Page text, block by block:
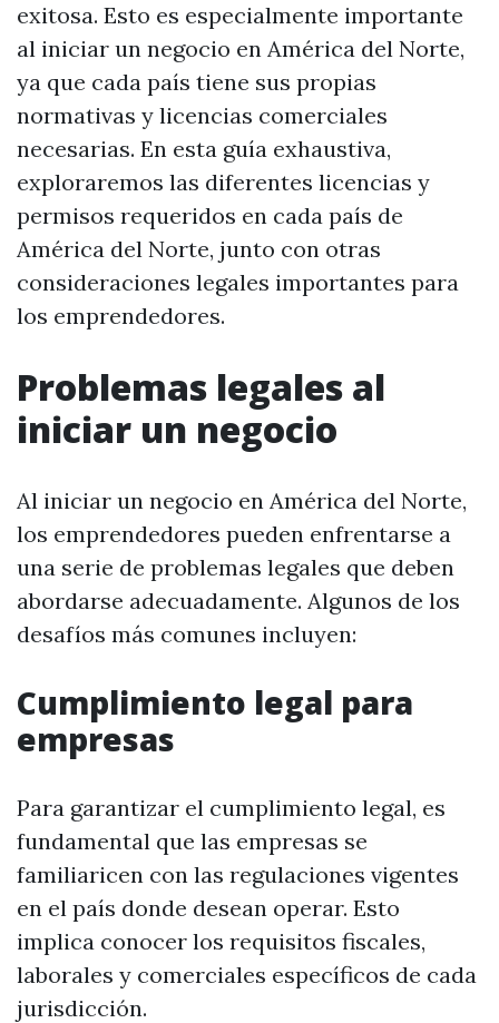
exitosa. Esto es especialmente importante
al iniciar un negocio en América del Norte,
ya que cada país tiene sus propias
normativas y licencias comerciales
necesarias. En esta guía exhaustiva,
exploraremos las diferentes licencias y
permisos requeridos en cada país de
América del Norte, junto con otras
consideraciones legales importantes para
los emprendedores.
Problemas legales al
iniciar un negocio
Al iniciar un negocio en América del Norte,
los emprendedores pueden enfrentarse a
una serie de problemas legales que deben
abordarse adecuadamente. Algunos de los
desafíos más comunes incluyen:
Cumplimiento legal para
empresas
Para garantizar el cumplimiento legal, es
fundamental que las empresas se
familiaricen con las regulaciones vigentes
en el país donde desean operar. Esto
implica conocer los requisitos fiscales,
laborales y comerciales específicos de cada
jurisdicción.